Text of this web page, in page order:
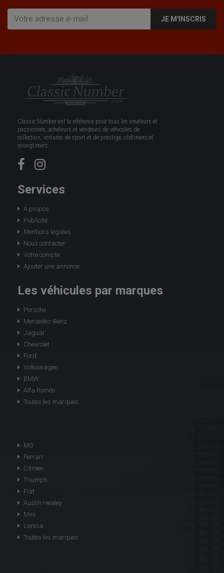
JE M'INSCRIS
Classic Number est la référence pour tous les amateurs et
passionnés, acheteurs et vendeurs de véhicules de
collection, voitures de sport et de prestige, oldtimers et
youngtimers.
Services
A propos
Publicité
Mentions légales
Nous contacter
Votre compte
Ajouter une annonce
Les véhicules par marques
Porsche
Mercedes-Benz
Jaguar
Chevrolet
Ford
Volkswagen
BMW
Alfa Roméo
Toutes les marques
MG
Ferrari
Citroen
Triumph
Fiat
Austin Healey
Mini
Lancia
Toutes les marques